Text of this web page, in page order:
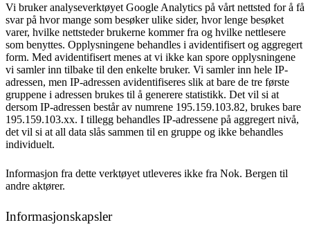
Vi bruker analyseverktøyet Google Analytics på vårt nettsted for å få
svar på hvor mange som besøker ulike sider, hvor lenge besøket
varer, hvilke nettsteder brukerne kommer fra og hvilke nettlesere
som benyttes. Opplysningene behandles i avidentifisert og aggregert
form. Med avidentifisert menes at vi ikke kan spore opplysningene
vi samler inn tilbake til den enkelte bruker. Vi samler inn hele IP-
adressen, men IP-adressen avidentifiseres slik at bare de tre første
gruppene i adressen brukes til å generere statistikk. Det vil si at
dersom IP-adressen består av numrene 195.159.103.82, brukes bare
195.159.103.xx. I tillegg behandles IP-adressene på aggregert nivå,
det vil si at all data slås sammen til en gruppe og ikke behandles
individuelt.
Informasjon fra dette verktøyet utleveres ikke fra Nok. Bergen til
andre aktører.
Informasjonskapsler